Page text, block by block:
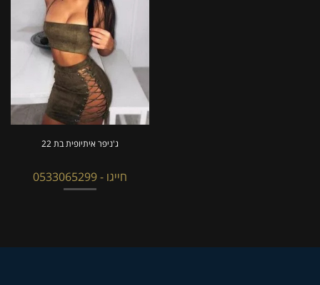
ג'ניפר איתיופית בת 22
חייגו - 0533065299